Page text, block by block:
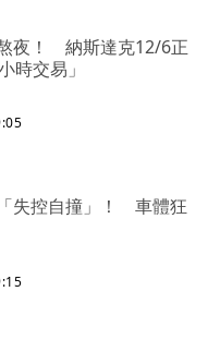
夜！ 納斯達克12/6正
時交易」
失控自撞」！ 車體狂